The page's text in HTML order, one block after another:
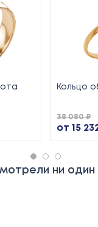
Кольцо
от 15
38 080 ₽
ни один